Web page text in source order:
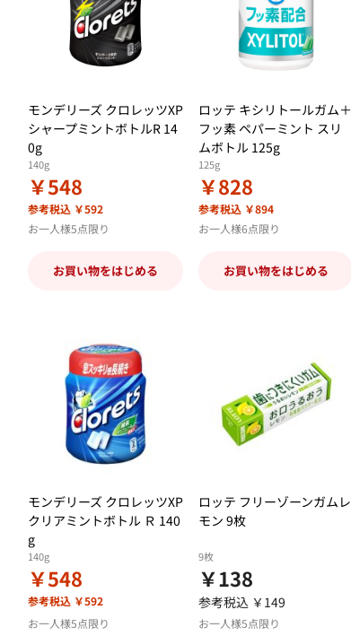
モンデリーズ クロレッツXP
シャープミントボトルR 14
0g
140g
￥548
参考税込 ￥592
お一人様5点限り
お買い物をはじめる
ロッテ キシリトールガム＋
フッ素 ペパーミント スリ
ムボトル 125g
125g
￥828
参考税込 ￥894
お一人様6点限り
お買い物をはじめる
モンデリーズ クロレッツXP
クリアミントボトル Ｒ 140
g
140g
￥548
参考税込 ￥592
お一人様5点限り
ロッテ フリーゾーンガムレ
モン 9枚
9枚
￥138
参考税込 ￥149
お一人様5点限り